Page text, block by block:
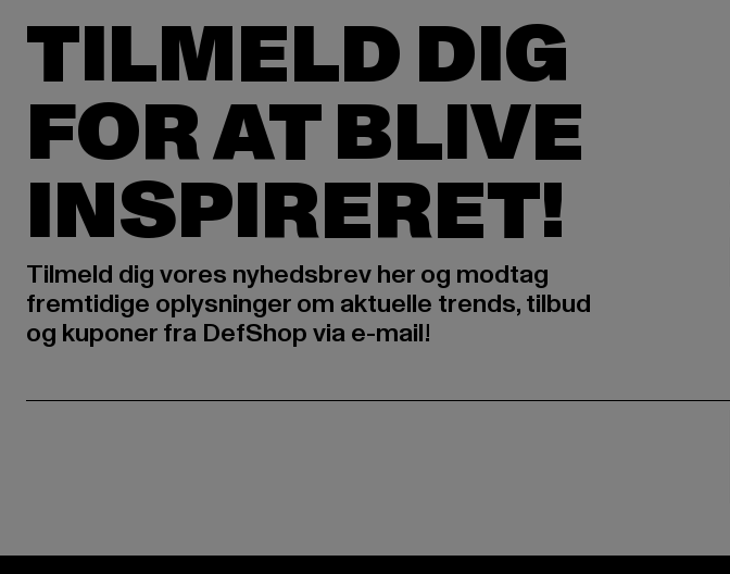
TILMELD DIG
FOR AT BLIVE
INSPIRERET!
Tilmeld dig vores nyhedsbrev her og modtag
fremtidige oplysninger om aktuelle trends, tilbud
og kuponer fra DefShop via e-mail!